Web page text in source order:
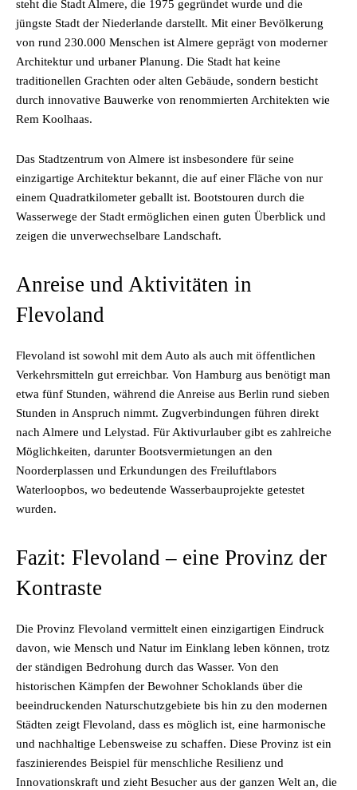
steht die Stadt Almere, die 1975 gegründet wurde und die
jüngste Stadt der Niederlande darstellt. Mit einer Bevölkerung
von rund 230.000 Menschen ist Almere geprägt von moderner
Architektur und urbaner Planung. Die Stadt hat keine
traditionellen Grachten oder alten Gebäude, sondern besticht
durch innovative Bauwerke von renommierten Architekten wie
Rem Koolhaas.
Das Stadtzentrum von Almere ist insbesondere für seine
einzigartige Architektur bekannt, die auf einer Fläche von nur
einem Quadratkilometer geballt ist. Bootstouren durch die
Wasserwege der Stadt ermöglichen einen guten Überblick und
zeigen die unverwechselbare Landschaft.
Anreise und Aktivitäten in
Flevoland
Flevoland ist sowohl mit dem Auto als auch mit öffentlichen
Verkehrsmitteln gut erreichbar. Von Hamburg aus benötigt man
etwa fünf Stunden, während die Anreise aus Berlin rund sieben
Stunden in Anspruch nimmt. Zugverbindungen führen direkt
nach Almere und Lelystad. Für Aktivurlauber gibt es zahlreiche
Möglichkeiten, darunter Bootsvermietungen an den
Noorderplassen und Erkundungen des Freiluftlabors
Waterloopbos, wo bedeutende Wasserbauprojekte getestet
wurden.
Fazit: Flevoland – eine Provinz der
Kontraste
Die Provinz Flevoland vermittelt einen einzigartigen Eindruck
davon, wie Mensch und Natur im Einklang leben können, trotz
der ständigen Bedrohung durch das Wasser. Von den
historischen Kämpfen der Bewohner Schoklands über die
beeindruckenden Naturschutzgebiete bis hin zu den modernen
Städten zeigt Flevoland, dass es möglich ist, eine harmonische
und nachhaltige Lebensweise zu schaffen. Diese Provinz ist ein
faszinierendes Beispiel für menschliche Resilienz und
Innovationskraft und zieht Besucher aus der ganzen Welt an, die